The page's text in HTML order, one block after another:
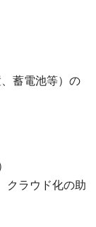
蓄電池等）の
クラウド化の助